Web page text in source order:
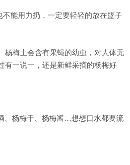
能用力扔，一定要轻轻的放在篮子
杨梅上会含有果蝇的幼虫，对人体无
有一说一，还是新鲜采摘的杨梅好
、杨梅干、杨梅酱…想想口水都要流